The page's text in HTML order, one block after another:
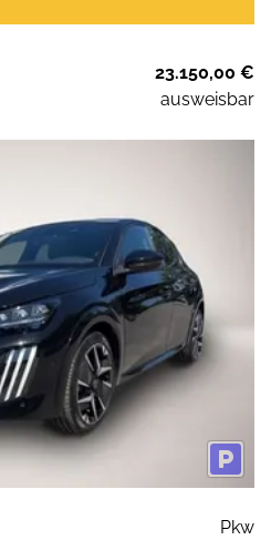
23.150,00 €
ausweisbar
Pkw